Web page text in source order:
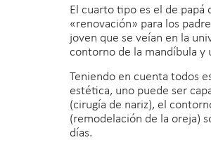
El cuarto tipo es el de papá
«renovación» para los
joven que se veían en la
contorno de la mandíbula y
Teniendo en cuenta todos
estética, uno puede ser
(cirugía de nariz), el
(remodelación de la oreja)
días.